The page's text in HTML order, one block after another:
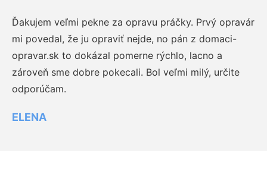
Ďakujem veľmi pekne za opravu práčky. Prvý opravár
mi povedal, že ju opraviť nejde, no pán z domaci-
opravar.sk to dokázal pomerne rýchlo, lacno a
zároveň sme dobre pokecali. Bol veľmi milý, určite
odporúčam.
ELENA